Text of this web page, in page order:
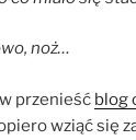
noż…
przenieść blog
wziąć się